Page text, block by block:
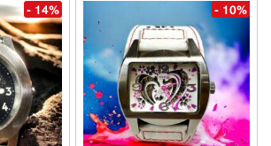
- 14% - 10%